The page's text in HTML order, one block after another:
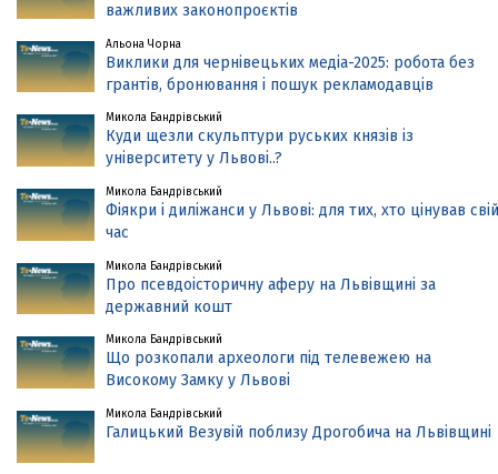
важливих законопроєктів
Альона Чорна
Виклики для чернівецьких медіа-2025: робота без
грантів, бронювання і пошук рекламодавців
Микола Бандрівський
Куди щезли скульптури руських князів із
університету у Львові..?
Микола Бандрівський
Фіякри і диліжанси у Львові: для тих, хто цінував свій
час
Микола Бандрівський
Про псевдоісторичну аферу на Львівщині за
державний кошт
Микола Бандрівський
Що розкопали археологи під телевежею на
Високому Замку у Львові
Микола Бандрівський
Галицький Везувій поблизу Дрогобича на Львівщині